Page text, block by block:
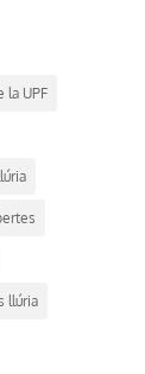
la UPF
llúria